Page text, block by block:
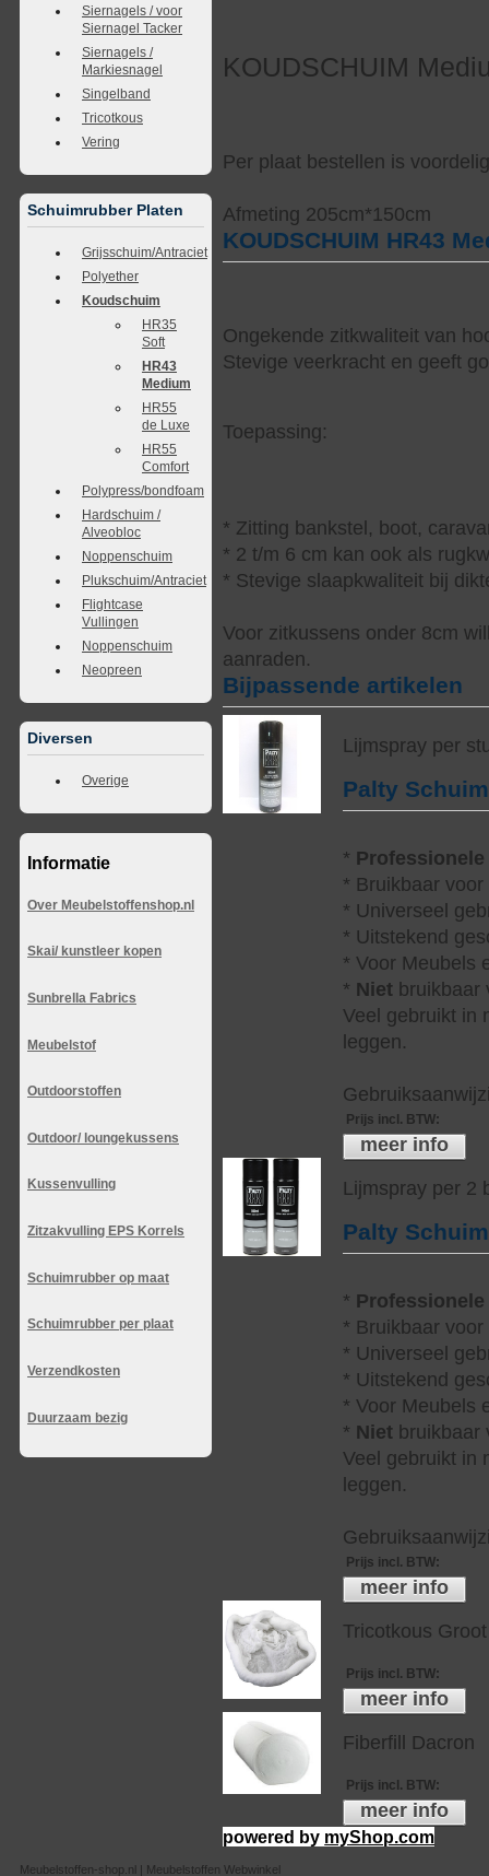
Siernagels / voor
Siernagel Tacker
Siernagels /
Markiesnagel
Singelband
Tricotkous
Vering
Schuimrubber Platen
Grijsschuim/Antraciet
Polyether
Koudschuim
HR35
Soft
HR43
Medium
HR55
de Luxe
HR55
Comfort
Polypress/bondfoam
Hardschuim /
Alveobloc
Noppenschuim
Plukschuim/Antraciet
Flightcase
Vullingen
Noppenschuim
Neopreen
Diversen
Overige
Informatie
Over Meubelstoffenshop.nl
Skai/ kunstleer kopen
Sunbrella Fabrics
Meubelstof
Outdoorstoffen
Outdoor/ loungekussens
Kussenvulling
Zitzakvulling EPS Korrels
Schuimrubber op maat
Schuimrubber per plaat
Verzendkosten
Duurzaam bezig
KOUDSCHUIM
Per plaat bestellen is
Afmeting 205cm*150cm
KOUDSCHUIM HR43
Ongekende zitkwaliteit van
Stevige veerkracht en geeft
Toepassing:
* Zitting bankstel, boot,
* 2 t/m 6 cm kan ook als
* Stevige slaapkwaliteit bij
Voor zitkussens onder 8cm
aanraden.
Bijpassende artikelen
Lijmspray per
Palty
* Professionele
* Bruikbaar
* Universeel
* Uitstekend
* Voor Meubels
* Niet bruikbaar
Veel gebruikt in
leggen.
Prijs incl. BTW:
meer info
Lijmspray per 2
Palty
* Professionele
* Bruikbaar
* Universeel
* Uitstekend
* Voor Meubels
* Niet bruikbaar
Veel gebruikt in
leggen.
Prijs incl. BTW:
meer info
Tricotkous Groot
Prijs incl. BTW:
meer info
Fiberfill Dacron
Prijs incl. BTW:
meer info
powered by myShop.com
Meubelstoffen-shop.nl | Meubelstoffen Webwinkel